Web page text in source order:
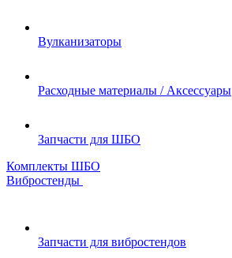
Вулканизаторы
Расходные материалы / Аксессуары
Запчасти для ШБО
Комплекты ШБО
Вибростенды
Запчасти для вибростендов